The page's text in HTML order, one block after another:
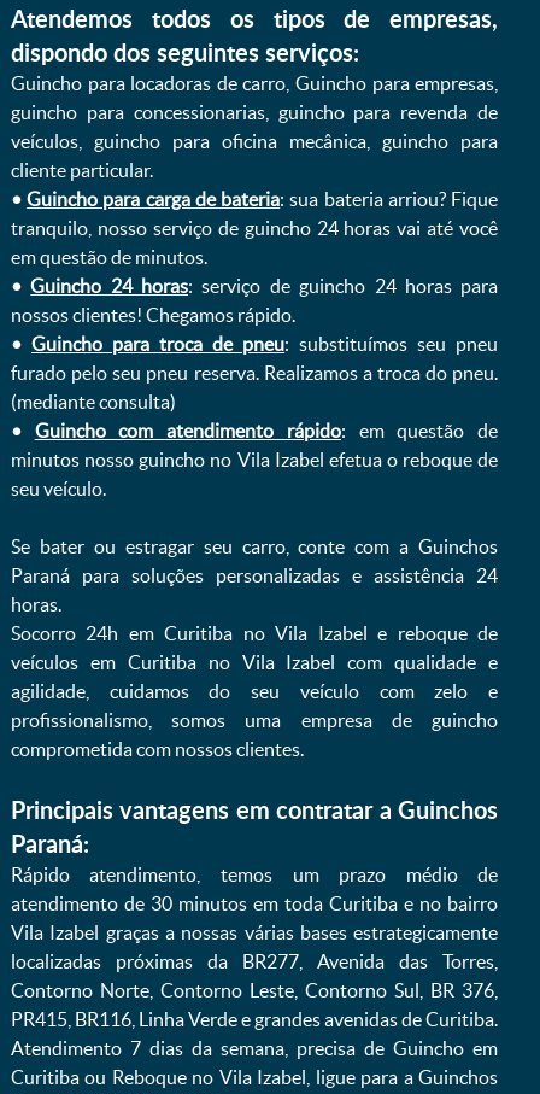
Atendemos todos os tipos de empresas,
dispondo dos seguintes serviços:
Guincho para locadoras de carro, Guincho para empresas,
guincho para concessionarias, guincho para revenda de
veículos, guincho para oficina mecânica, guincho para
cliente particular.
•Guincho para carga de bateria: sua bateria arriou? Fique
tranquilo, nosso serviço de guincho 24 horas vai até você
em questão de minutos.
•Guincho 24 horas: serviço de guincho 24 horas para
nossos clientes! Chegamos rápido.
• Guincho para troca de pneu: substituímos seu pneu
furado pelo seu pneu reserva. Realizamos a troca do pneu.
(mediante consulta)
• Guincho com atendimento rápido: em questão de
minutos nosso guincho no Vila Izabel efetua o reboque de
seu veículo.
Se bater ou estragar seu carro, conte com a Guinchos
Paraná para soluções personalizadas e assistência 24
horas.
Socorro 24h em Curitiba no Vila Izabel e reboque de
veículos em Curitiba no Vila Izabel com qualidade e
agilidade, cuidamos do seu veículo com zelo e
profissionalismo, somos uma empresa de guincho
comprometida com nossos clientes.
Principais vantagens em contratar a Guinchos
Paraná:
Rápido atendimento, temos um prazo médio de
atendimento de 30 minutos em toda Curitiba e no bairro
Vila Izabel graças a nossas várias bases estrategicamente
localizadas próximas da BR277, Avenida das Torres,
Contorno Norte, Contorno Leste, Contorno Sul, BR 376,
PR415, BR116, Linha Verde e grandes avenidas de Curitiba.
Atendimento 7 dias da semana, precisa de Guincho em
Curitiba ou Reboque no Vila Izabel, ligue para a Guinchos